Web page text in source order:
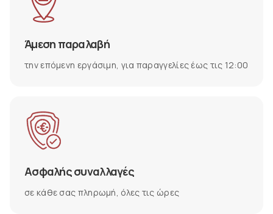
Άμεση παραλαβή
την επόμενη εργάσιμη, για παραγγελίες έως τις 12:00
Ασφαλής συναλλαγές
σε κάθε σας πληρωμή, όλες τις ώρες